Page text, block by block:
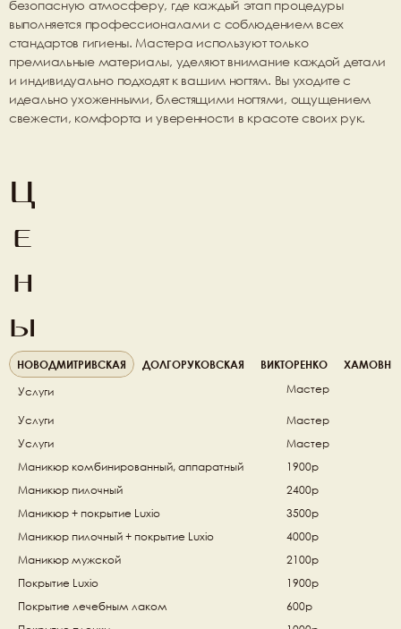
безопасную атмосферу, где каждый этап процедуры
выполняется профессионалами с соблюдением всех
стандартов гигиены. Мастера используют только
премиальные материалы, уделяют внимание каждой детали
идеально ухоженными, блестящими ногтями, ощущением
свежести, комфорта и уверенности в красоте своих рук.
Ц
е
н
ы
НОВОДМИТРИВСКАЯ ДОЛГОРУКОВСКАЯ ВИКТОРЕНКО
Услуги Мастер
Услуги
Мастер
Услуги
Мастер
Маникюр комбинированный, аппаратный
1900р
Маникюр пилочный
2400р
Маникюр + покрытие Luxio
3500р
Маникюр пилочный + покрытие Luxio
4000р
Маникюр мужской
2100р
Покрытие Luxio
1900р
Покрытие лечебным лаком
600р